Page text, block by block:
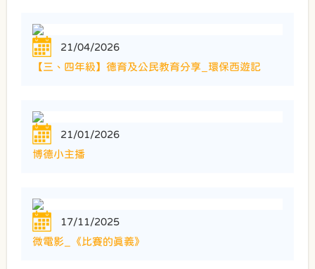
21/04/2026
【三、四年級】德育及公民教育分享_環保西遊記
21/01/2026
博德小主播
17/11/2025
微電影_《比賽的真義》